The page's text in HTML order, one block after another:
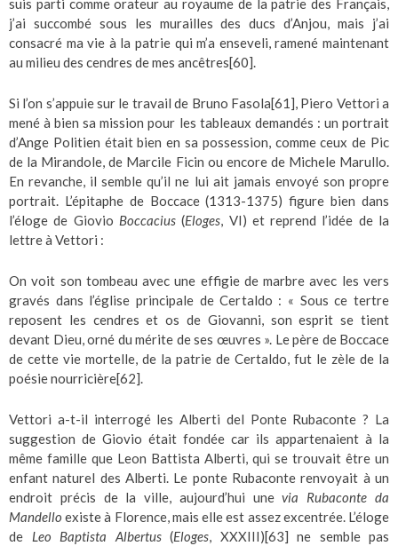
suis parti comme orateur au royaume de la patrie des Français,
j’ai succombé sous les murailles des ducs d’Anjou, mais j’ai
consacré ma vie à la patrie qui m’a enseveli, ramené maintenant
au milieu des cendres de mes ancêtres[60].
Si l’on s’appuie sur le travail de Bruno Fasola[61], Piero Vettori a
mené à bien sa mission pour les tableaux demandés : un portrait
d’Ange Politien était bien en sa possession, comme ceux de Pic
de la Mirandole, de Marcile Ficin ou encore de Michele Marullo.
En revanche, il semble qu’il ne lui ait jamais envoyé son propre
portrait. L’épitaphe de Boccace (1313-1375) figure bien dans
l’éloge de Giovio Boccacius(Eloges, VI) et reprend l’idée de la
lettre à Vettori :
On voit son tombeau avec une effigie de marbre avec les vers
gravés dans l’église principale de Certaldo : « Sous ce tertre
reposent les cendres et os de Giovanni, son esprit se tient
devant Dieu, orné du mérite de ses œuvres ». Le père de Boccace
de cette vie mortelle, de la patrie de Certaldo, fut le zèle de la
poésie nourricière[62].
Vettori a-t-il interrogé les Alberti del Ponte Rubaconte ? La
suggestion de Giovio était fondée car ils appartenaient à la
même famille que Leon Battista Alberti, qui se trouvait être un
enfant naturel des Alberti. Le ponte Rubaconte renvoyait à un
endroit précis de la ville, aujourd’hui unevia Rubaconte da
Mandello existe à Florence, mais elle est assez excentrée. L’éloge
de Leo Baptista Albertus(Eloges, XXXIII)[63] ne semble pas